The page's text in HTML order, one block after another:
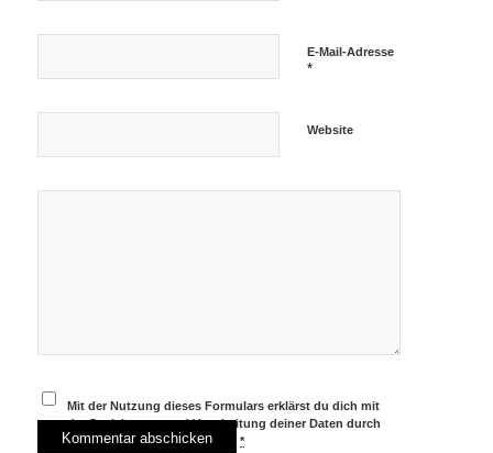
E-Mail-Adresse
*
Website
Mit der Nutzung dieses Formulars erklärst du dich mit
der Speicherung und Verarbeitung deiner Daten durch
diese Website einverstanden.*